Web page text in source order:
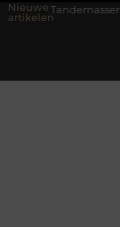
Nieuwe
artikelen
huren of